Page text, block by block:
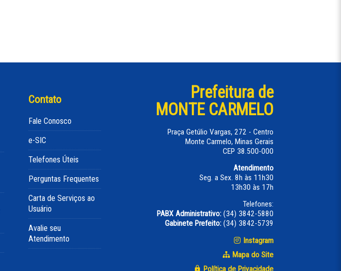
Contato
Fale Conosco
e-SIC
Telefones Úteis
Perguntas Frequentes
Carta de Serviços ao
Usuário
Avalie seu
Atendimento
Prefeitura de
MONTE CARMELO
Praça Getúlio Vargas, 272 - Centro
Monte Carmelo, Minas Gerais
CEP 38.500-000
Atendimento
Seg. a Sex. 8h às 11h30
13h30 às 17h
Telefones:
PABX Administrativo:(34) 3842-5880
Gabinete Prefeito:(34) 3842-5739
Instagram
Mapa do Site
Política de Privacidade